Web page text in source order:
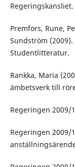
Premfors, Rune,
Sundström
Studentlitteratur.
Rankka, Maria
ämbetsverk till
Regeringen 2009/
Regeringen 2009/